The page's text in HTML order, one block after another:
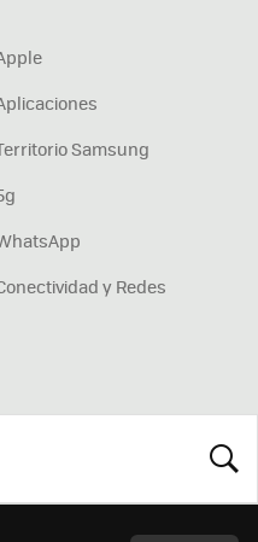
Samsung
y Redes